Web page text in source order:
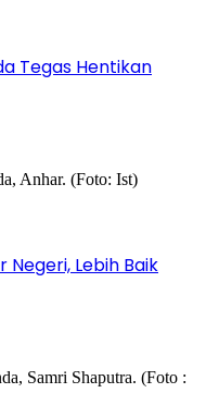
Tegas Hentikan
Negeri, Lebih Baik